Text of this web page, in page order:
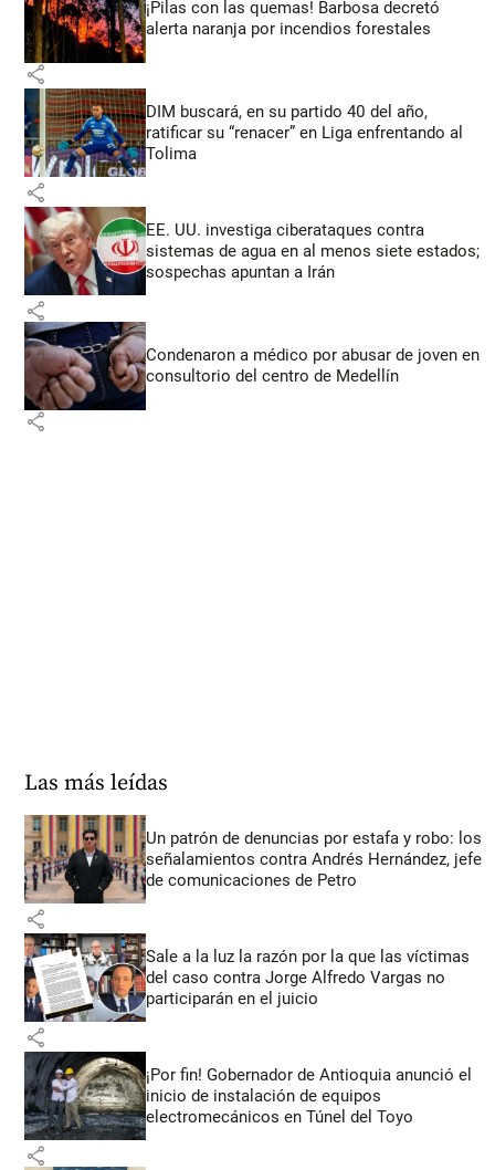
¡Pilas con las quemas! Barbosa decretó
alerta naranja por incendios forestales
share
DIM buscará, en su partido 40 del año,
ratificar su “renacer” en Liga enfrentando al
Tolima
share
EE. UU. investiga ciberataques contra
sistemas de agua en al menos siete estados;
sospechas apuntan a Irán
share
Condenaron a médico por abusar de joven en
consultorio del centro de Medellín
share
Las más leídas
Un patrón de denuncias por estafa y robo: los
señalamientos contra Andrés Hernández, jefe
de comunicaciones de Petro
share
Sale a la luz la razón por la que las víctimas
del caso contra Jorge Alfredo Vargas no
participarán en el juicio
share
¡Por fin! Gobernador de Antioquia anunció el
inicio de instalación de equipos
electromecánicos en Túnel del Toyo
share